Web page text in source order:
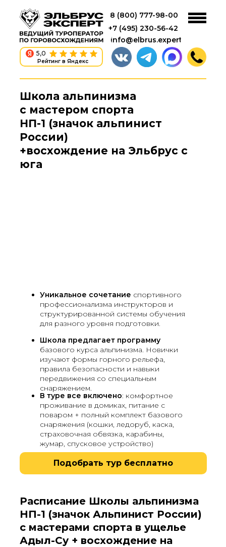
info@elbrus.expert
+7 (495) 230-56-42
8 (800) 777-98-00
5,0
Рейтинг в Яндекс
Уникальное сочетание спортивного
профессионализма инструкторов и
структурированной системы обучения
для разного уровня подготовки.
Школа альпинизма
с мастером спорта
НП-1 (значок альпинист
России)
+восхождение на Эльбрус с
юга
Школа предлагает программу
базового курса альпинизма. Новички
изучают формы горного рельефа,
правила безопасности и навыки
передвижения со специальным
снаряжением.
В туре все включено: комфортное
проживание в домиках, питание с
поваром + полный комплект базового
снаряжения (кошки, ледоруб, каска,
страховочная обвязка, карабины,
жумар, спусковое устройство)
Подобрать тур бесплатно
Расписание Школы альпинизма
НП-1 (значок Альпинист России)
с мастерами спорта в ущелье
Адыл-Су + восхождение на